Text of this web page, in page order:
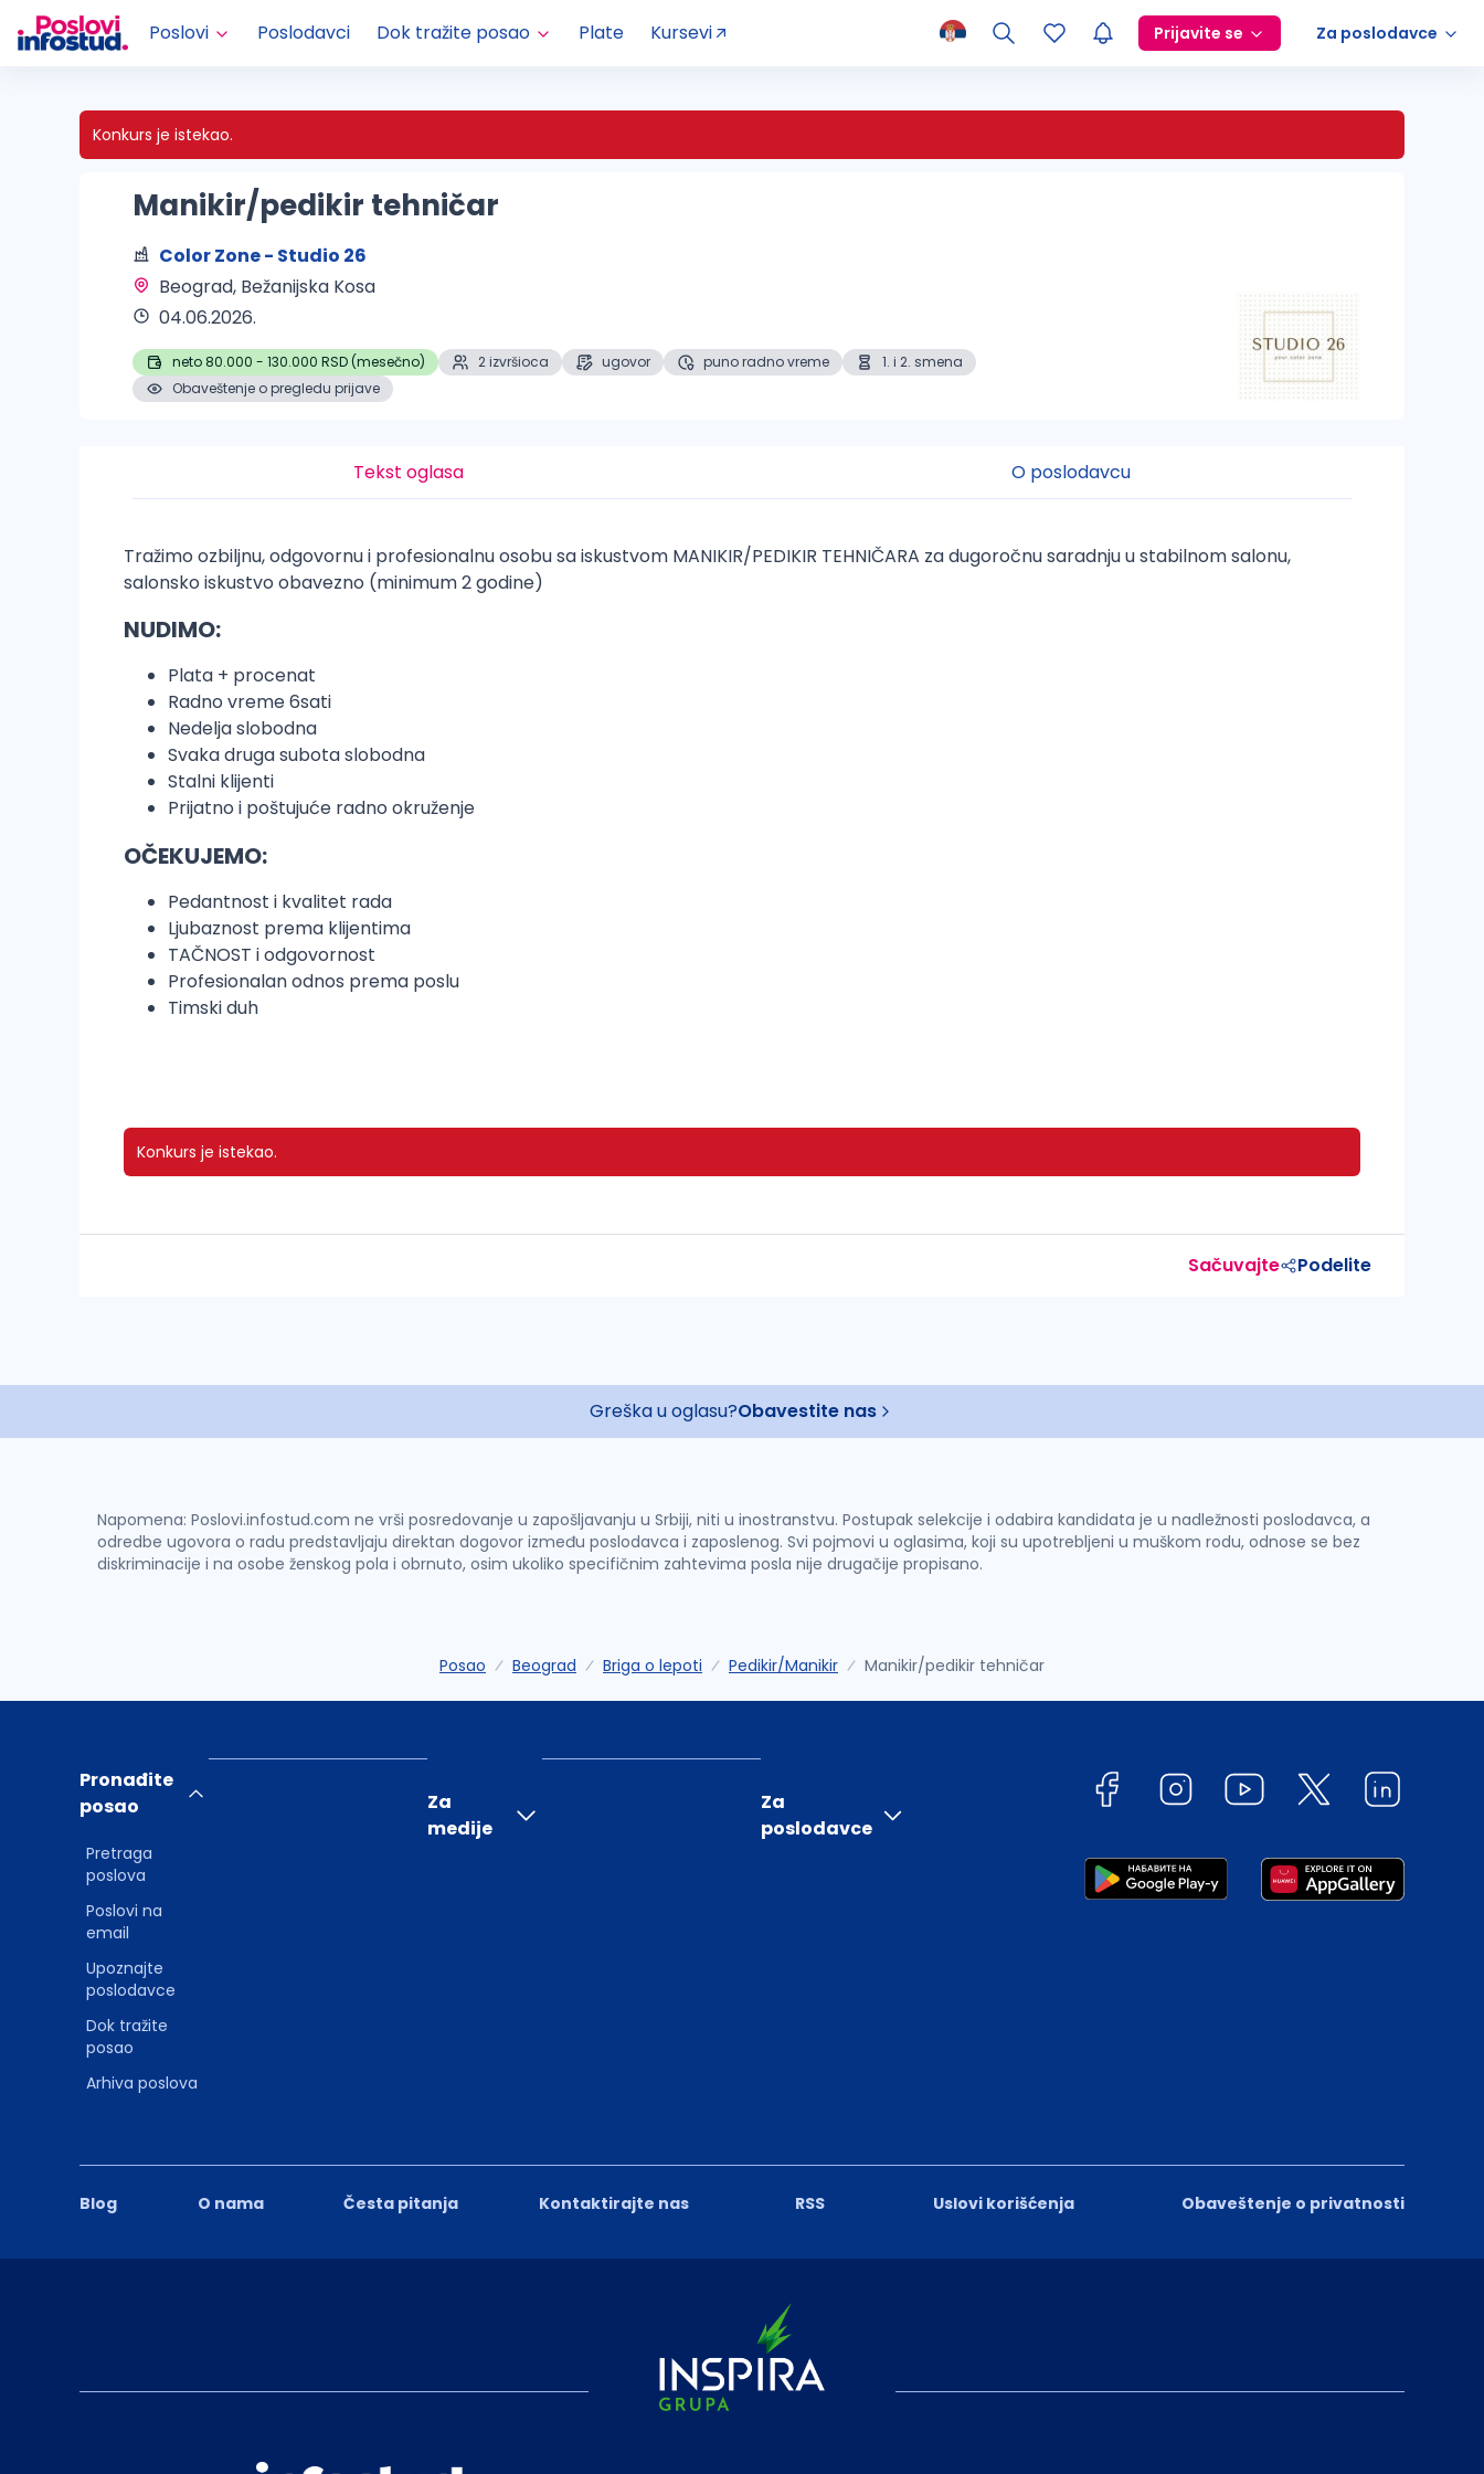
Poslovi Poslodavci Dok tražite posao Plate Kursevi Prijavite se Za poslodavce
Konkurs je istekao.
Manikir/pedikir tehničar
Color Zone - Studio 26
Beograd, Bežanijska Kosa
04.06.2026.
neto 80.000 - 130.000 RSD (mesečno) 2 izvršioca ugovor puno radno vreme
1. i 2. smena
Obaveštenje o pregledu prijave
Tekst oglasa O poslodavcu
Tražimo ozbiljnu, odgovornu i profesionalnu osobu sa iskustvom MANIKIR/PEDIKIR TEHNIČARA za dugoročnu saradnju u stabilnom salonu,
salonsko iskustvo obavezno (minimum 2 godine)
NUDIMO:
Plata + procenat
Radno vreme 6sati
Nedelja slobodna
Svaka druga subota slobodna
Stalni klijenti
Prijatno i poštujuće radno okruženje
OČEKUJEMO:
Pedantnost i kvalitet rada
Ljubaznost prema klijentima
TAČNOST i odgovornost
Profesionalan odnos prema poslu
Timski duh
Konkurs je istekao.
Sačuvajte Podelite
Greška u oglasu?Obavestite nas
Napomena: Poslovi.infostud.com ne vrši posredovanje u zapošljavanju u Srbiji, niti u inostranstvu. Postupak selekcije i odabira kandidata je u nadležnosti poslodavca, a
odredbe ugovora o radu predstavljaju direktan dogovor između poslodavca i zaposlenog. Svi pojmovi u oglasima, koji su upotrebljeni u muškom rodu, odnose se bez
diskriminacije i na osobe ženskog pola i obrnuto, osim ukoliko specifičnim zahtevima posla nije drugačije propisano.
Posao Beograd Briga o lepoti Pedikir/Manikir Manikir/pedikir tehničar
Blog O nama Česta pitanja Kontaktirajte nas RSS Uslovi korišćenja Obaveštenje o privatnosti
Pronađite
posao
Pretraga
poslova
Poslovi na
email
Upoznajte
poslodavce
Dok tražite
posao
Arhiva poslova
Za
medije
Za
poslodavce